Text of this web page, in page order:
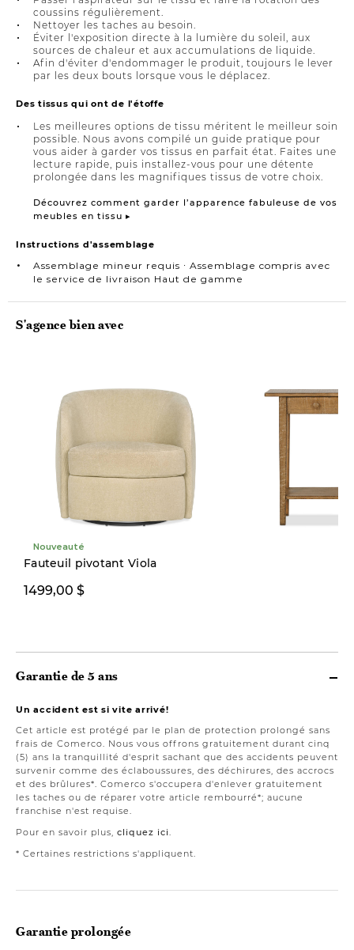
coussins régulièrement.
Nettoyer les taches au besoin.
Éviter l'exposition directe à la lumière du soleil, aux
sources de chaleur et aux accumulations de liquide.
Afin d'éviter d'endommager le produit, toujours le lever
par les deux bouts lorsque vous le déplacez.
Des tissus qui ont de l'étoffe
Les meilleures options de tissu méritent le meilleur soin
possible. Nous avons compilé un guide pratique pour
vous aider à garder vos tissus en parfait état. Faites une
lecture rapide, puis installez-vous pour une détente
prolongée dans les magnifiques tissus de votre choix.
Découvrez comment garder l’apparence fabuleuse de vos
meubles en tissu ▸
Instructions d'assemblage
Assemblage mineur requis ∙ Assemblage compris avec
le service de livraison Haut de gamme
S'agence bien avec
Nouveauté
Fauteuil pivotant Viola
1499,00 $
Garantie de 5 ans
Un accident est si vite arrivé!
Cet article est protégé par le plan de protection prolongé sans
frais de Comerco. Nous vous offrons gratuitement durant cinq
(5) ans la tranquillité d'esprit sachant que des accidents peuvent
survenir comme des éclaboussures, des déchirures, des accrocs
et des brûlures*. Comerco s'occupera d'enlever gratuitement
les taches ou de réparer votre article rembourré*; aucune
franchise n'est requise.
Pour en savoir plus, cliquez ici
* Certaines restrictions s'appliquent.
Garantie prolongée